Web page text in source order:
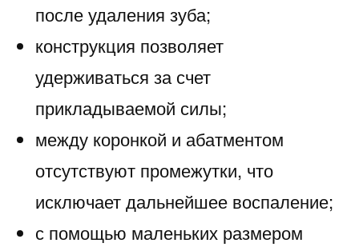
после удаления зуба;
конструкция позволяет
удерживаться за счет
прикладываемой силы;
между коронкой и абатментом
отсутствуют промежутки, что
исключает дальнейшее воспаление;
с помощью маленьких размером